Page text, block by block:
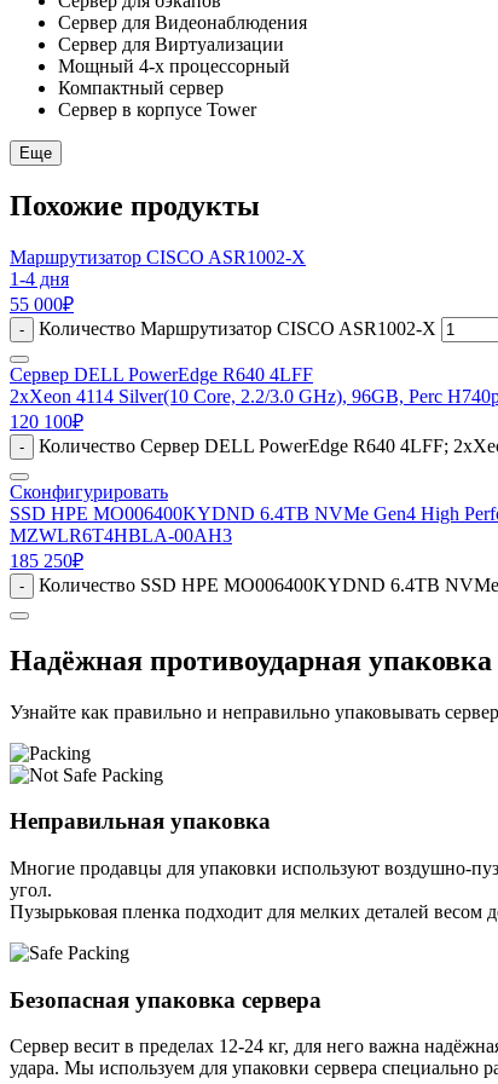
Сервер для Видеонаблюдения
Сервер для Виртуализации
Мощный 4-х процессорный
Компактный сервер
Сервер в корпусе Tower
Еще
Похожие продукты
Маршрутизатор CISCO ASR1002-X
1-4 дня
55 000₽
- Количество Маршрутизатор CISCO ASR1002-X
Сервер DELL PowerEdge R640 4LFF
2xXeon 4114 Silver(10 Core, 2.2/3.0 GHz), 96GB, Perc
120 100₽
- Количество Сервер DELL PowerEdge R640 4LFF;
Сконфигурировать
SSD HPE MO006400KYDND 6.4TB NVMe Gen4 High
MZWLR6T4HBLA-00AH3
185 250₽
- Количество SSD HPE MO006400KYDND 6.4TB
Надёжная противоударная упаковка
Узнайте как правильно и неправильно упаковывать сервер
Неправильная упаковка
Многие продавцы для упаковки используют воздушно-
угол.
Пузырьковая пленка подходит для мелких деталей весом
Безопасная упаковка сервера
Сервер весит в пределах 12-24 кг, для него важна
удара. Мы используем для упаковки сервера специально